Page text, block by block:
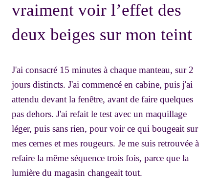
vraiment voir l’effet des
deux beiges sur mon teint
J'ai consacré 15 minutes à chaque manteau, sur 2
jours distincts. J'ai commencé en cabine, puis j'ai
attendu devant la fenêtre, avant de faire quelques
pas dehors. J'ai refait le test avec un maquillage
léger, puis sans rien, pour voir ce qui bougeait sur
mes cernes et mes rougeurs. Je me suis retrouvée à
refaire la même séquence trois fois, parce que la
lumière du magasin changeait tout.